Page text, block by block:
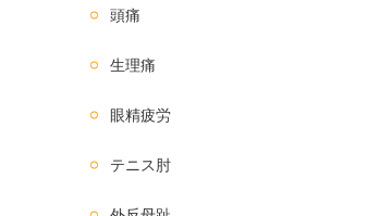
頭痛
生理痛
眼精疲労
テニス肘